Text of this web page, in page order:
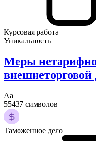
Курсовая работа
Уникальность
Меры
внешнеторговой
Аа
55437 символов
Таможенное дело